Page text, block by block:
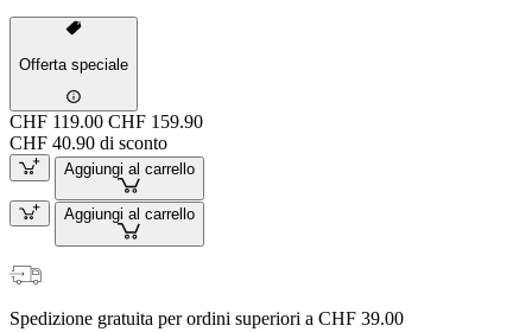
Offerta speciale
CHF 119.00 CHF 159.90
CHF 40.90 di sconto
Aggiungi al carrello
Aggiungi al carrello
Spedizione gratuita per ordini superiori a CHF 39.00